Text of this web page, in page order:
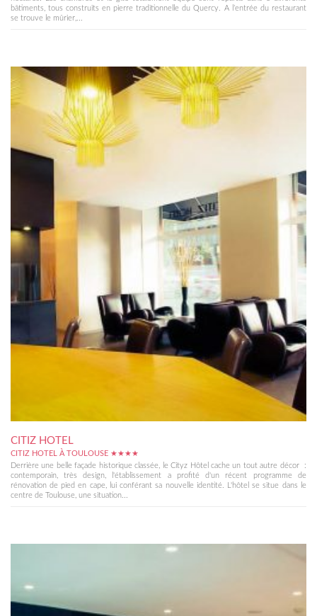
bâtiments, tous construits en pierre traditionnelle du Quercy. A l’entrée du restaurant
se trouve le mûrier,...
CITIZ HOTEL
CITIZ HOTEL À TOULOUSE ★★★★
Derrière une belle façade historique classée, le Cityz Hôtel cache un tout autre décor :
contemporain, très design, l'établissement a profité d'un récent programme de
rénovation de pied en cape, lui conférant sa nouvelle identité. L'hôtel se situe dans le
centre de Toulouse, une situation...